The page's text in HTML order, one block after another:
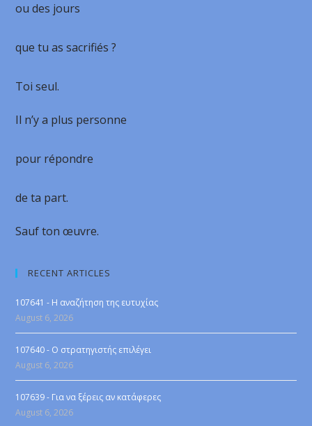
ou des jours
que tu as sacrifiés ?
Toi seul.
Il n’y a plus personne
pour répondre
de ta part.
Sauf ton œuvre.
RECENT ARTICLES
107641 - Η αναζήτηση της ευτυχίας
August 6, 2026
107640 - Ο στρατηγιστής επιλέγει
August 6, 2026
107639 - Για να ξέρεις αν κατάφερες
August 6, 2026